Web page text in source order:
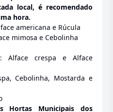
local, é recomendado
hora.
americana e Rúcula
mimosa e Cebolinha
Alface crespa e Alface
Cebolinha, Mostarda e
Hortas Municipais dos